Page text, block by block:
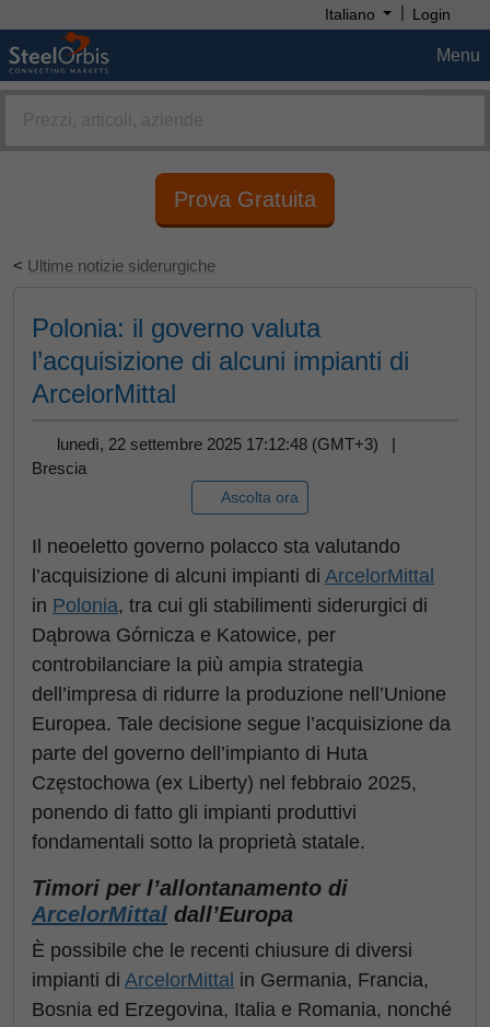
Italiano | Login
Menu
Prova Gratuita
< Ultime notizie siderurgiche
Polonia: il governo valuta
l’acquisizione di alcuni impianti di
ArcelorMittal
lunedì, 22 settembre 2025 17:12:48 (GMT+3) |
Brescia
Ascolta ora
Il neoeletto governo polacco sta valutando
l’acquisizione di alcuni impianti di ArcelorMittal
in Polonia, tra cui gli stabilimenti siderurgici di
Dąbrowa Górnicza e Katowice, per
controbilanciare la più ampia strategia
dell’impresa di ridurre la produzione nell’Unione
Europea. Tale decisione segue l’acquisizione da
parte del governo dell’impianto di Huta
Częstochowa (ex Liberty) nel febbraio 2025,
ponendo di fatto gli impianti produttivi
fondamentali sotto la proprietà statale.
Timori per l’allontanamento di
ArcelorMittal dall’Europa
È possibile che le recenti chiusure di diversi
impianti di ArcelorMittal in Germania, Francia,
Bosnia ed Erzegovina, Italia e Romania, nonché